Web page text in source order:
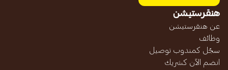
هنقرستيشن
عن هنقرستيشن
وظائف
سجّل كمندوب توصيل
انضم الآن كشريك